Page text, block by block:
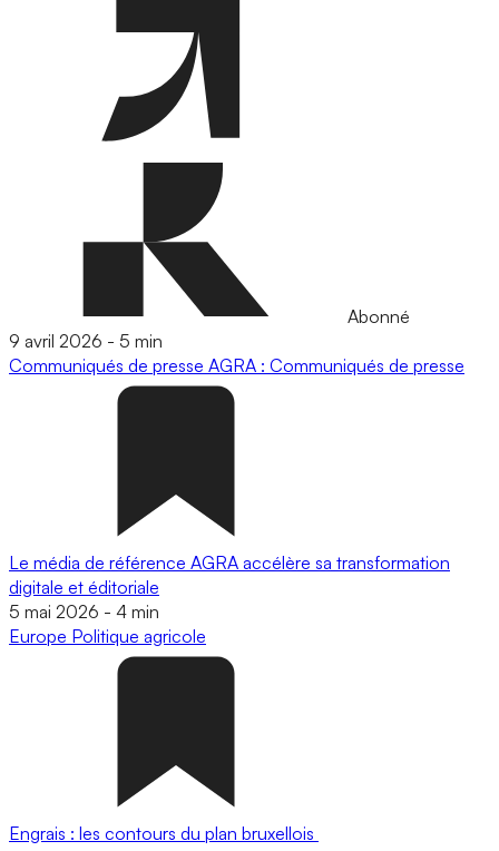
Abonné
9 avril 2026 - 5 min
Communiqués de presse AGRA : Communiqués de presse
Le média de référence AGRA accélère sa transformation
digitale et éditoriale
5 mai 2026 - 4 min
Europe Politique agricole
Engrais : les contours du plan bruxellois